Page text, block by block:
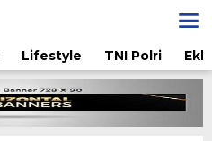
Lifestyle TNI Polri